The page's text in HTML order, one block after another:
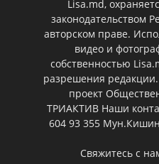
Lisa.md,
законодательством
авторском праве.
видео и
собственностью
разрешения
проект
ТРИАКТИВ Наши
604 93 355
Свяжитесь с